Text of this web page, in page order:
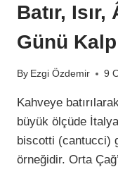
Batır,
Günü
By Ezgi Özdemir 9
Kahveye
büyük ölçüde
biscotti (cantucci)
örneğidir. Orta